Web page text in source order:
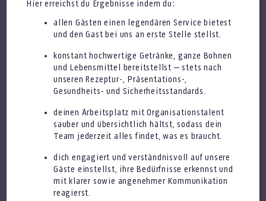
Hier erreichst du Ergebnisse indem du:
allen Gästen einen legendären Service bietest
und den Gast bei uns an erste Stelle stellst.
konstant hochwertige Getränke, ganze Bohnen
und Lebensmittel bereitstellst – stets nach
unseren Rezeptur-, Präsentations-,
Gesundheits- und Sicherheitsstandards.
deinen Arbeitsplatz mit Organisationstalent
sauber und übersichtlich hältst, sodass dein
Team jederzeit alles findet, was es braucht.
dich engagiert und verständnisvoll auf unsere
Gäste einstellst, ihre Bedürfnisse erkennst und
mit klarer sowie angenehmer Kommunikation
reagierst.
Assistant Store Manager (m/w/d)